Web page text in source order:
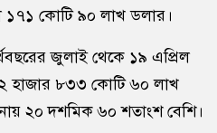
১৭১ কোটি ৯০ লাখ ডলার।
জুলাই থেকে ১৯ এপ্রিল
২ হাজার ৮৩৩ কোটি ৬০ লাখ
২০ দশমিক ৬০ শতাংশ বেশি।